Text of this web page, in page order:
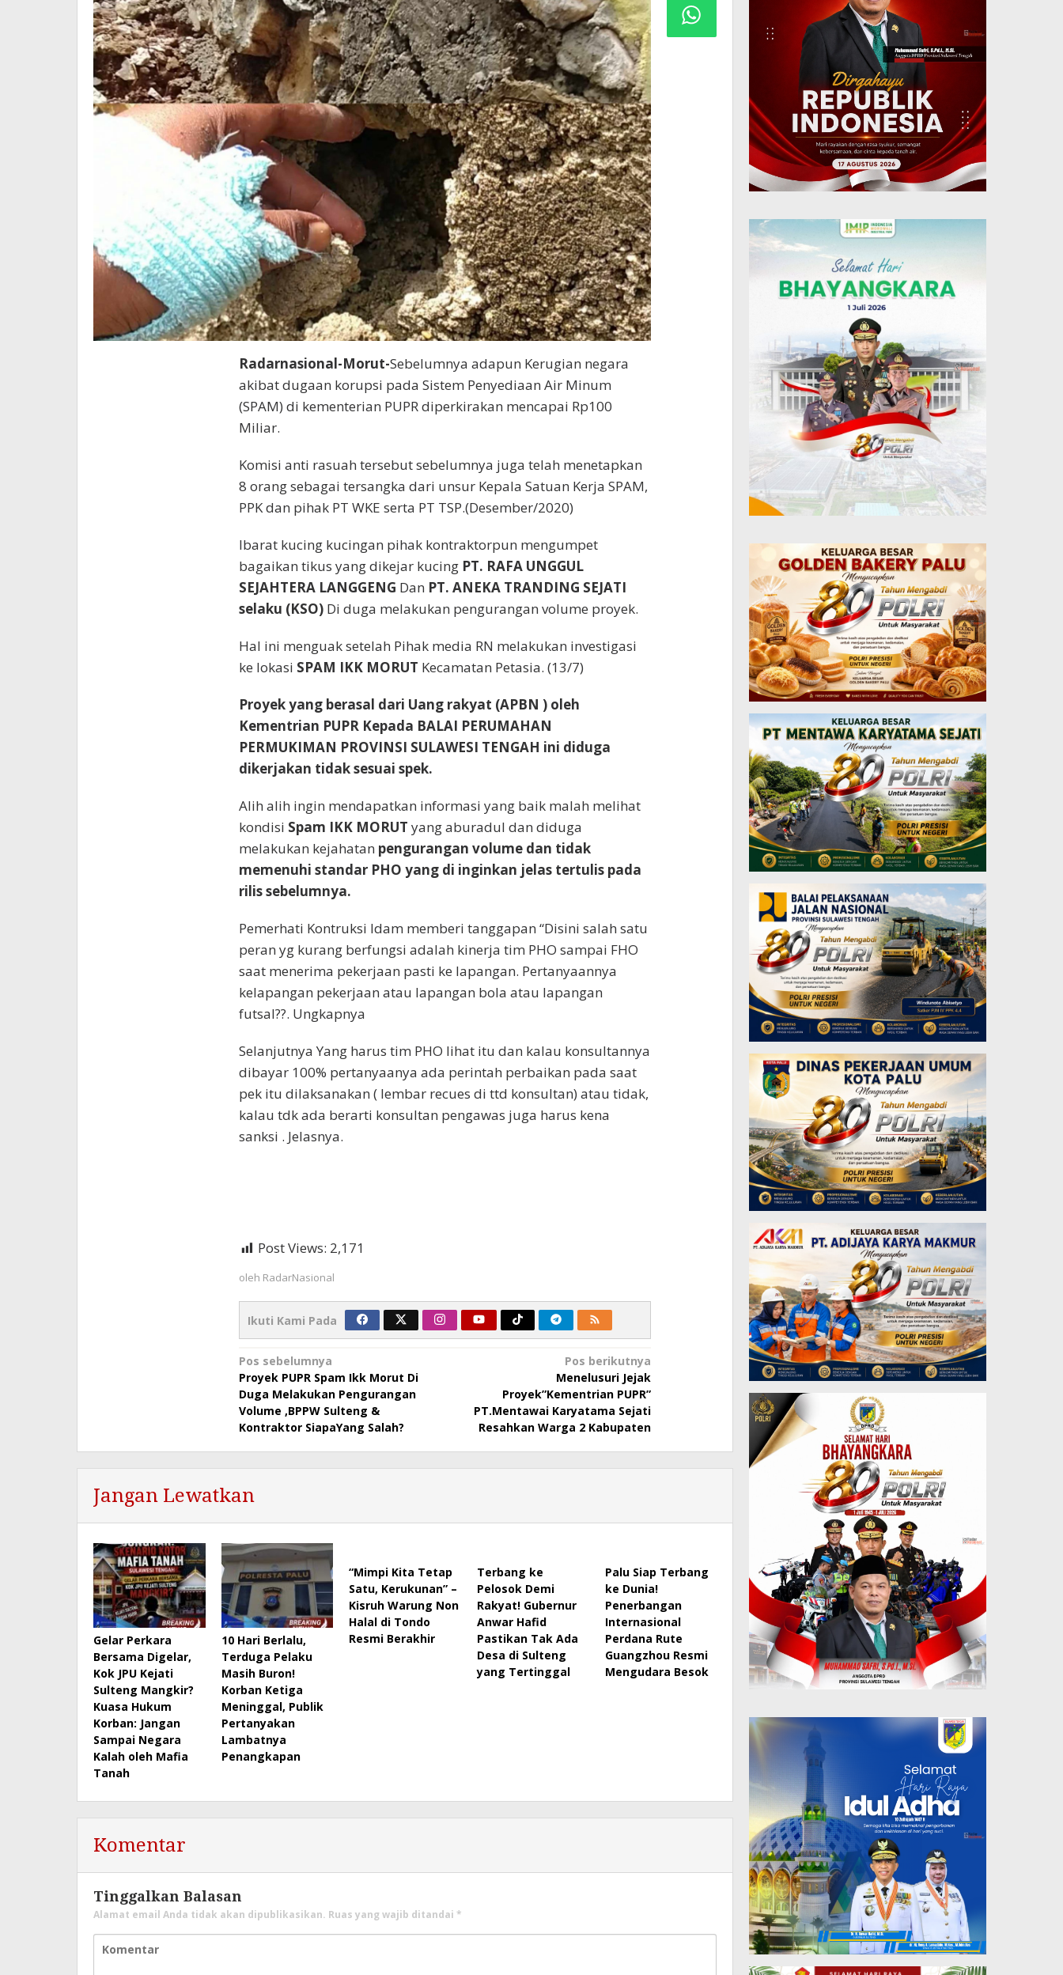
Radarnasional-Morut-Sebelumnya adapun Kerugian negara
akibat dugaan korupsi pada Sistem Penyediaan Air Minum
(SPAM) di kementerian PUPR diperkirakan mencapai Rp100
Miliar.
Komisi anti rasuah tersebut sebelumnya juga telah menetapkan
8 orang sebagai tersangka dari unsur Kepala Satuan Kerja SPAM,
PPK dan pihak PT WKE serta PT TSP.(Desember/2020)
Ibarat kucing kucingan pihak kontraktorpun mengumpet
bagaikan tikus yang dikejar kucing PT. RAFA UNGGUL
SEJAHTERA LANGGENG Dan PT. ANEKA TRANDING SEJATI
selaku (KSO)Di duga melakukan pengurangan volume proyek.
Hal ini menguak setelah Pihak media RN melakukan investigasi
ke lokasi SPAM IKK MORUT Kecamatan Petasia. (13/7)
Proyek yang berasal dari Uang rakyat (APBN ) oleh
Kementrian PUPR Kepada BALAI PERUMAHAN
PERMUKIMAN PROVINSI SULAWESI TENGAH ini diduga
dikerjakan tidak sesuai spek.
Alih alih ingin mendapatkan informasi yang baik malah melihat
kondisi Spam IKK MORUT yang aburadul dan diduga
melakukan kejahatan pengurangan volume dan tidak
memenuhi standar PHO yang di inginkan jelas tertulis pada
rilis sebelumnya.
Pemerhati Kontruksi Idam memberi tanggapan “Disini salah satu
peran yg kurang berfungsi adalah kinerja tim PHO sampai FHO
saat menerima pekerjaan pasti ke lapangan. Pertanyaannya
kelapangan pekerjaan atau lapangan bola atau lapangan
futsal??. Ungkapnya
Selanjutnya Yang harus tim PHO lihat itu dan kalau konsultannya
dibayar 100% pertanyaanya ada perintah perbaikan pada saat
pek itu dilaksanakan ( lembar recues di ttd konsultan) atau tidak,
kalau tdk ada berarti konsultan pengawas juga harus kena
sanksi . Jelasnya.
Post Views: 2,171
oleh RadarNasional
Ikuti Kami Pada
Navigasi
pos
Pos sebelumnya
Proyek PUPR Spam Ikk Morut Di
Duga Melakukan Pengurangan
Volume ,BPPW Sulteng &
Kontraktor SiapaYang Salah?
Pos berikutnya
Menelusuri Jejak
Proyek”Kementrian PUPR”
PT.Mentawai Karyatama Sejati
Resahkan Warga 2 Kabupaten
Jangan Lewatkan
Gelar Perkara
Bersama Digelar,
Kok JPU Kejati
Sulteng Mangkir?
Kuasa Hukum
Korban: Jangan
Sampai Negara
Kalah oleh Mafia
Tanah
10 Hari Berlalu,
Terduga Pelaku
Masih Buron!
Korban Ketiga
Meninggal, Publik
Pertanyakan
Lambatnya
Penangkapan
“Mimpi Kita Tetap
Satu, Kerukunan” –
Kisruh Warung Non
Halal di Tondo
Resmi Berakhir
Terbang ke
Pelosok Demi
Rakyat! Gubernur
Anwar Hafid
Pastikan Tak Ada
Desa di Sulteng
yang Tertinggal
Palu Siap Terbang
ke Dunia!
Penerbangan
Internasional
Perdana Rute
Guangzhou Resmi
Mengudara Besok
Komentar
Tinggalkan Balasan
Alamat email Anda tidak akan dipublikasikan. Ruas yang wajib ditandai *